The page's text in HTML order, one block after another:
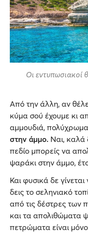
Οι εντυπωσιακοί
Από την άλλη, αν
κύμα σού έχουμε κι
αμμουδιά,
στην άμμο. Ναι, καλά
πεδίο μπορείς να
ψαράκι στην άμμο,
Και φυσικά δε
δεις το σεληνιακό
από τις δέστρες των
και τα απολιθώματα
πετρώματα είναι